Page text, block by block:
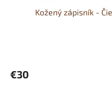
Kožený zápisník -
€30